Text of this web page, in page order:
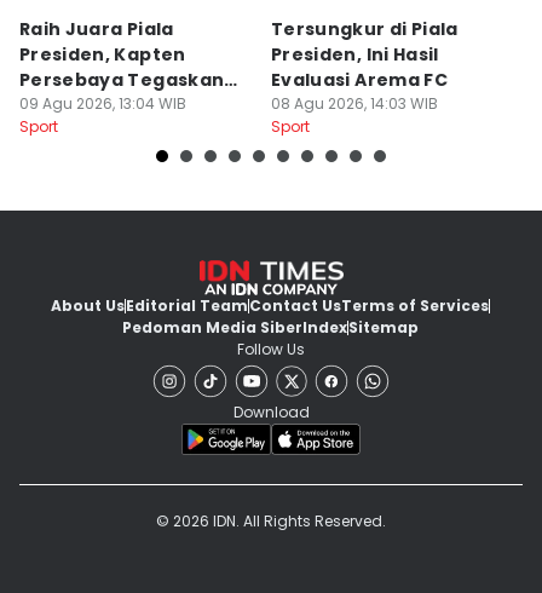
Raih Juara Piala
Presiden, Kapten
Persebaya Tegaskan
Punya Misi Besar
09 Agu 2026, 13:04 WIB
Sport
Tersungkur di Piala
Presiden, Ini Hasil
Evaluasi Arema FC
08 Agu 2026, 14:03 WIB
Sport
About UsEditorial TeamContact UsTerms of Services
Pedoman Media SiberIndexSitemap
Follow Us
Download
© 2026 IDN. All Rights Reserved.